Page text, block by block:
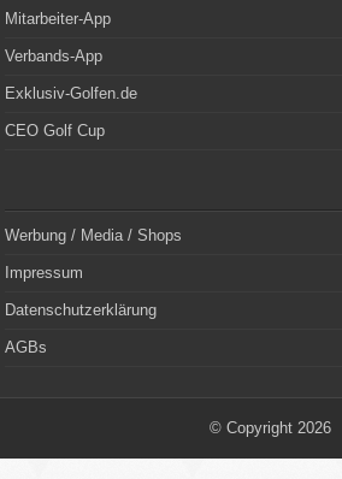
Mitarbeiter-App
Verbands-App
Exklusiv-Golfen.de
CEO Golf Cup
Werbung / Media / Shops
Impressum
Datenschutzerklärung
AGBs
© Copyright 2026